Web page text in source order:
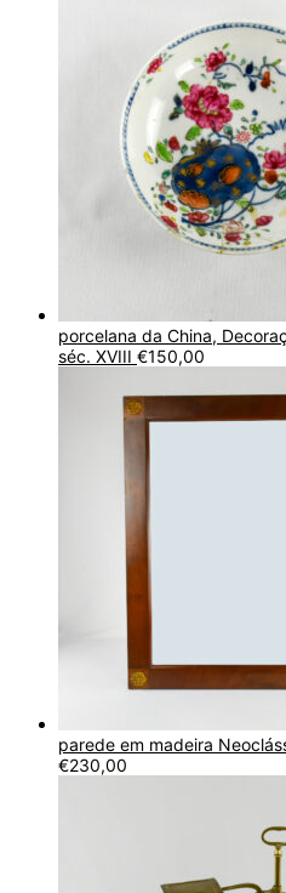
porcelana da China,
séc. XVIII €150,00
parede em madeira
€230,00